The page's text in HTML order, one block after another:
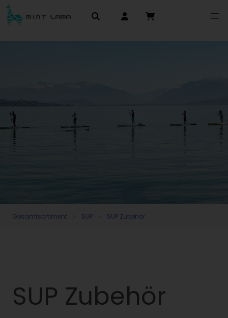
Gesamtsortiment SUP SUP Zubehör
SUP Zubehör